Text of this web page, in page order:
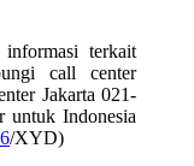
terkait
call center
Jakarta 021-
untuk Indonesia
/XYD)